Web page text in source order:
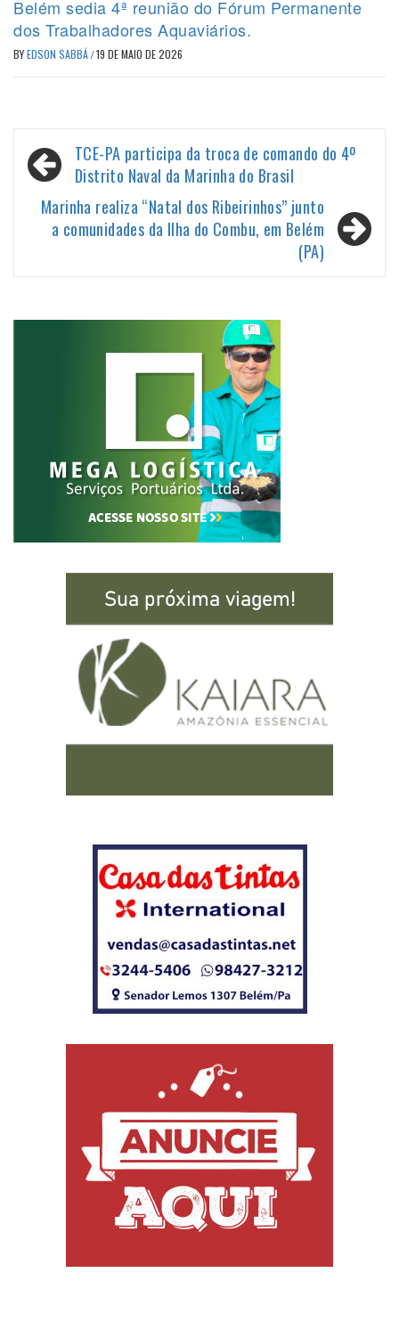
Belém sedia 4ª reunião do Fórum Permanente
dos Trabalhadores Aquaviários.
BYEDSON SABBÁ/19 DE MAIO DE 2026
Navegação
de
Post
TCE-PA participa da troca de comando do 4º
Distrito Naval da Marinha do Brasil
Marinha realiza “Natal dos Ribeirinhos” junto
a comunidades da Ilha do Combu, em Belém
(PA)